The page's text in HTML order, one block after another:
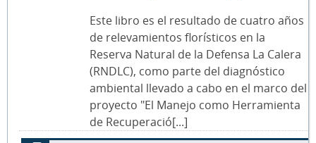
Este libro es el resultado de cuatro años
de relevamientos florísticos en la
Reserva Natural de la Defensa La Calera
(RNDLC), como parte del diagnóstico
ambiental llevado a cabo en el marco del
proyecto "El Manejo como Herramienta
de Recuperació[...]